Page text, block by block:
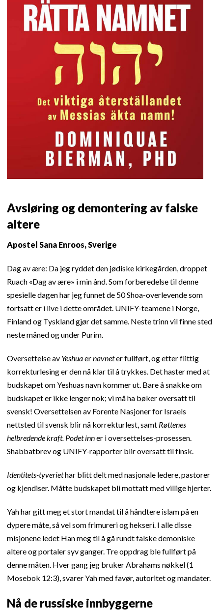
Avsløring og demontering av falske
altere
Apostel Sana Enroos, Sverige
Dag av ære: Da jeg ryddet den jødiske kirkegården, droppet
Ruach «Dag av ære» i min ånd. Som forberedelse til denne
spesielle dagen har jeg funnet de 50 Shoa-overlevende som
fortsatt er i live i dette området. UNIFY-teamene i Norge,
Finland og Tyskland gjør det samme. Neste trinn vil finne sted
neste måned og under Purim.
Oversettelse av Yeshuaernavneter fullført, og etter flittig
korrekturlesing er den nå klar til å trykkes. Det haster med at
budskapet om Yeshuas navn kommer ut. Bare å snakke om
budskapet er ikke lenger nok; vi må ha bøker oversatt til
svensk! Oversettelsen av Forente Nasjoner for Israels
nettsted til svensk blir nå korrekturlest, samt Røttenes
helbredende kraft. Podet inner i oversettelses-prosessen.
Shabbatbrev og UNIFY-rapporter blir oversatt til finsk.
Identitets-tyveriethar blitt delt med nasjonale ledere, pastorer
og kjendiser. Måtte budskapet bli mottatt med villige hjerter.
Yah har gitt meg et stort mandat til å håndtere islam på en
dypere måte, så vel som frimureri og hekseri. I alle disse
misjonene ledet Han meg til å gå rundt falske demoniske
altere og portaler syv ganger. Tre oppdrag ble fullført på
denne måten. Hver gang jeg bruker Abrahams nøkkel (1
Mosebok 12:3), svarer Yah med favør, autoritet og mandater.
Nå de russiske innbyggerne